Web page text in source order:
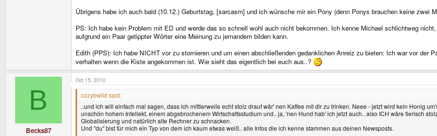
Übrigens habe ich auch bald (10.12.) Geburtstag, [sarcasm] und ich wünsche mir ein Pony (denn Ponys brauchen keine zwei
PS: Ich habe kein Problem mit ED und werde das so schnell wohl auch nicht bekommen. Ich kenne Michael schlichtweg
aufgrund ein Paar getippter Wörter eine Meinung zu jemandem bilden kann.
Edith (PPS): Ich habe NICHT vor zu stornieren und um einen abschließenden gedanklichen Anreiz zu bieten: Ich war vor der
verhalten wenn die Kiste angekommen ist. Wie sieht das eigentlich bei euch aus..?
B
Becks87
Oct 15, 2010
ozzybwild said:
..und ich will einfach mal sagen, dass ich mittlerweile echt stolz drauf wär' nen Kaffee mit dir zu trinken. Neee - jetzt wird kein Honig
unschön hohem Intellekt, einem abgebrochenem Wirtschaftsstudium und.. ja, 'nen Hund hab' ich jetzt auch.. also ICH wäre tierisch
Globalisierung und natürlich alte Rechner zu schnacken.
Und "du" bist für mich ein Typ von dem ich kaum etwas weiß.. alle Infos die ich kenne stammen aus deinen Newsposts.